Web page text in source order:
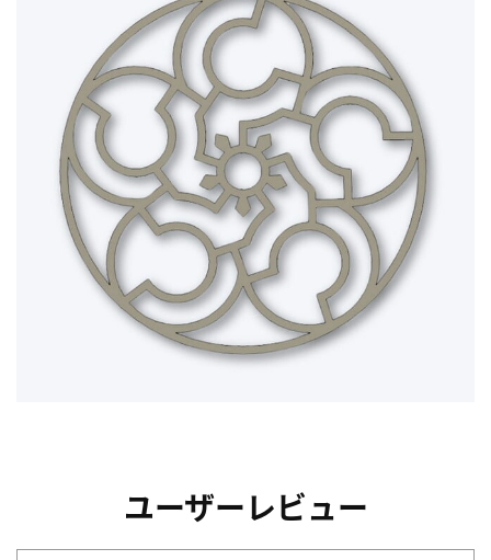
ユーザーレビュー